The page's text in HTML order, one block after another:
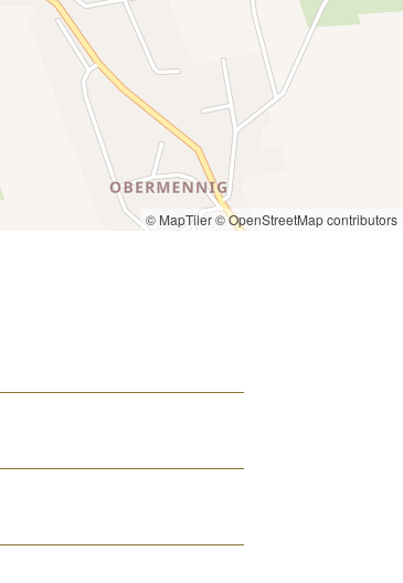
© MapTiler© OpenStreetMap contributors